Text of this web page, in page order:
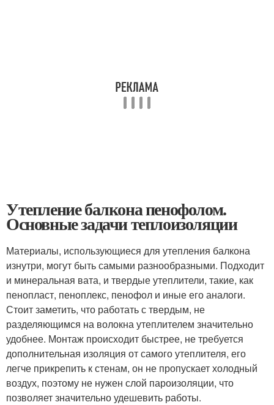
Утепление балкона пенофолом.
Основные задачи теплоизоляции
Материалы, использующиеся для утепления балкона
изнутри, могут быть самыми разнообразными. Подходит
и минеральная вата, и твердые утеплители, такие, как
пенопласт, пеноплекс, пенофол и иные его аналоги.
Стоит заметить, что работать с твердым, не
разделяющимся на волокна утеплителем значительно
удобнее. Монтаж происходит быстрее, не требуется
дополнительная изоляция от самого утеплителя, его
легче прикрепить к стенам, он не пропускает холодный
воздух, поэтому не нужен слой пароизоляции, что
позволяет значительно удешевить работы.